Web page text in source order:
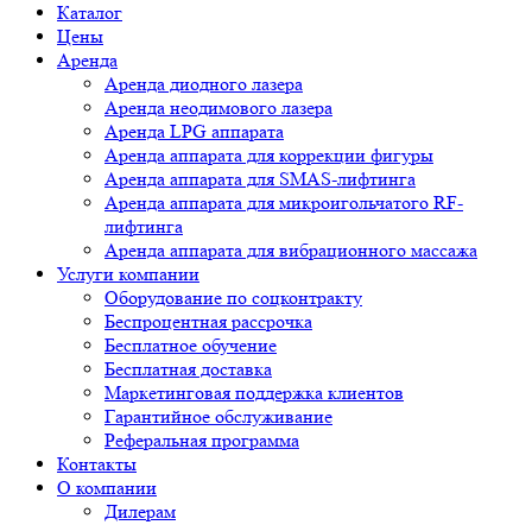
Каталог
Цены
Аренда
Аренда диодного лазера
Аренда неодимового лазера
Аренда LPG аппарата
Аренда аппарата для коррекции фигуры
Аренда аппарата для SMAS-лифтинга
Аренда аппарата для микроигольчатого RF-
лифтинга
Аренда аппарата для вибрационного массажа
Услуги компании
Оборудование по соцконтракту
Беспроцентная рассрочка
Бесплатное обучение
Бесплатная доставка
Маркетинговая поддержка клиентов
Гарантийное обслуживание
Реферальная программа
Контакты
О компании
Дилерам